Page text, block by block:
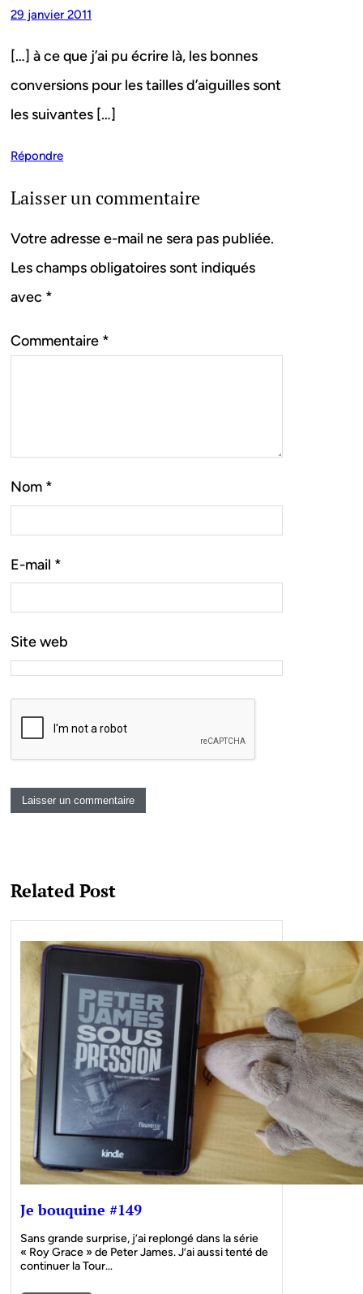
29 janvier 2011
[…] à ce que j’ai pu écrire là, les bonnes
conversions pour les tailles d’aiguilles sont
les suivantes […]
Répondre
Laisser un commentaire
Votre adresse e-mail ne sera pas publiée.
Les champs obligatoires sont indiqués
avec *
Commentaire *
Nom *
E-mail *
Site web
Related Post
Je bouquine #149
Sans grande surprise, j’ai replongé dans la série
« Roy Grace » de Peter James. J’ai aussi tenté de
continuer la Tour…